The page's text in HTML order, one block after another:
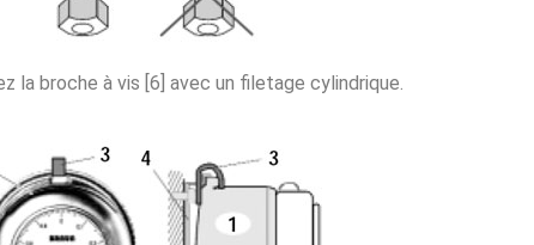
la broche à vis [6] avec un filetage cylindrique.